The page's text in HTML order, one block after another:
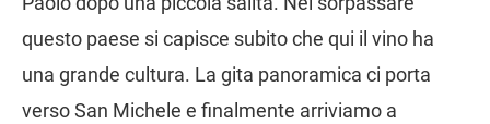
questo paese si capisce subito che qui il vino ha
una grande cultura. La gita panoramica ci porta
verso San Michele e finalmente arriviamo a